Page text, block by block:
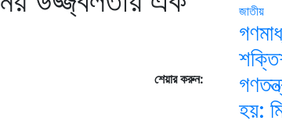
শেয়ার করুন:
জাতীয়
হয়: